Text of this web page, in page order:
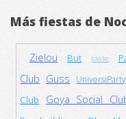
Más fiestas de
Zielou But Jowke
Club Guss
Club
Goya Social